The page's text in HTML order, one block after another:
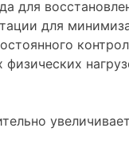
для
для